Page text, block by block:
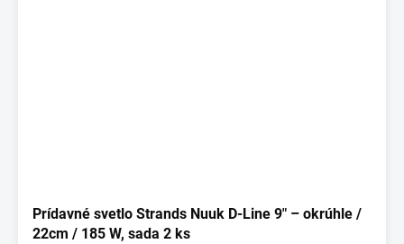
Prídavné svetlo Strands Nuuk D-Line 9" – okrúhle /
22cm / 185 W, sada 2 ks